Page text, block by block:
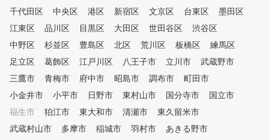
千代田区
中央区 港区 新宿区 文京区 台東区
墨田区
江東区
品川区 目黒区 大田区 世田谷区
渋谷区
中野区
杉並区 豊島区 北区 荒川区 板橋区
練馬区
足立区
葛飾区 江戸川区 八王子市 立川市
武蔵野市
三鷹市
青梅市 府中市 昭島市 調布市
町田市
小金井市
小平市 日野市 東村山市 国分寺市
国立市
福生市
狛江市 東大和市 清瀬市
東久留米市
武蔵村山市
多摩市 稲城市 羽村市
あきる野市